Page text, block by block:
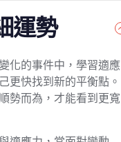
運勢
化的事件中，學習適應
更快找到新的平衡點。
勢而為，才能看到更寬